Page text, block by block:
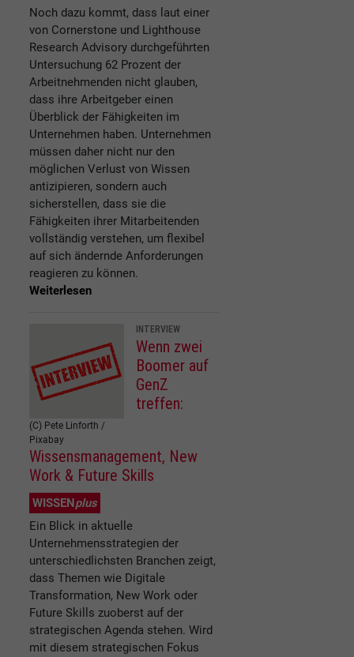
Noch dazu kommt, dass laut einer
von Cornerstone und Lighthouse
Research Advisory durchgeführten
Untersuchung 62 Prozent der
Arbeitnehmenden nicht glauben,
dass ihre Arbeitgeber einen
Überblick der Fähigkeiten im
Unternehmen haben. Unternehmen
müssen daher nicht nur den
möglichen Verlust von Wissen
antizipieren, sondern auch
sicherstellen, dass sie die
Fähigkeiten ihrer Mitarbeitenden
vollständig verstehen, um flexibel
auf sich ändernde Anforderungen
reagieren zu können.
Weiterlesen
(C) Pete Linforth /
Pixabay
INTERVIEW
Wenn zwei
Boomer auf
GenZ
treffen:
Wissensmanagement, New
Work & Future Skills
WISSENplus
Ein Blick in aktuelle
Unternehmensstrategien der
unterschiedlichsten Branchen zeigt,
dass Themen wie Digitale
Transformation, New Work oder
Future Skills zuoberst auf der
strategischen Agenda stehen. Wird
mit diesem strategischen Fokus